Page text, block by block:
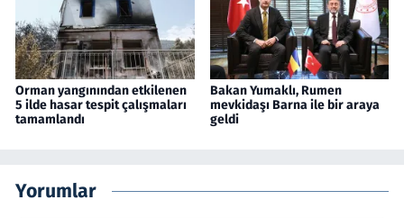
Orman yangınından etkilenen
5 ilde hasar tespit çalışmaları
tamamlandı
Bakan Yumaklı, Rumen
mevkidaşı Barna ile bir araya
geldi
Yorumlar